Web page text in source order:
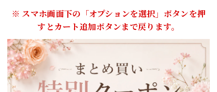
※ スマホ画面下の「オプションを選択」ボタンを押
すとカート追加ボタンまで戻ります。